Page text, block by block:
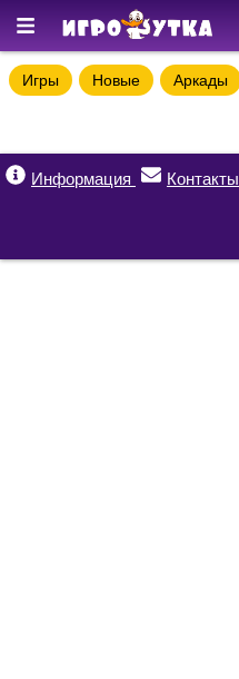
Игры Новые Аркады
Информация Контакты